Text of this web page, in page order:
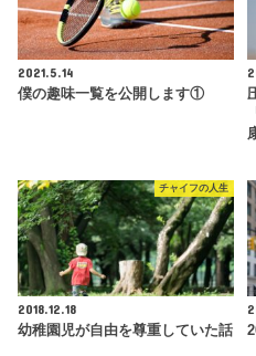
2021.5.14
僕の趣味一覧を公開します①
チャイフの人生
2018.12.18
幼稚園児が自由を尊重していた話